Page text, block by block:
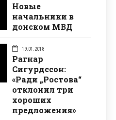
Новые
начальники в
донском МВД
19.01.2018
Рагнар
Сигурдссон:
«Ради „Ростова“
отклонил три
хороших
предложения»